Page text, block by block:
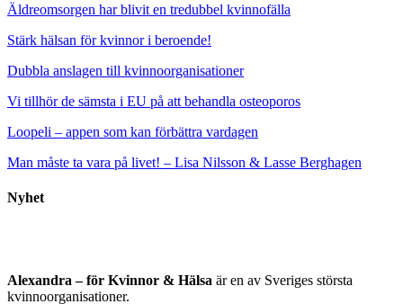
Äldreomsorgen har blivit en tredubbel kvinnofälla
Stärk hälsan för kvinnor i beroende!
Dubbla anslagen till kvinnoorganisationer
Vi tillhör de sämsta i EU på att behandla osteoporos
Loopeli – appen som kan förbättra vardagen
Man måste ta vara på livet! – Lisa Nilsson & Lasse Berghagen
Nyhet
Alexandra – för Kvinnor & Hälsa är en av Sveriges största
kvinnoorganisationer.